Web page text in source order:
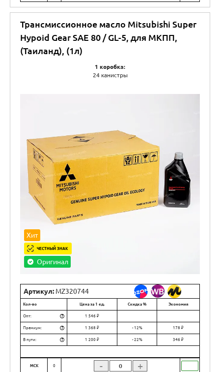
Трансмиссионное масло Mitsubishi Super
Hypoid Gear SAE 80 / GL-5, для МКПП,
(Таиланд), (1л)
1 коробка:
24 канистры
Хит
ЧЕСТНЫЙ ЗНАК
Оригинал
МСК 0 - +
Артикул: MZ320744
Кол-во Цена за 1 ед. Скидка % Экономия
Опт: ? 1 546 ₽
Премиум: ? 1 368 ₽ - 12% 178 ₽
В пути: ? 1 200 ₽ - 22% 346 ₽